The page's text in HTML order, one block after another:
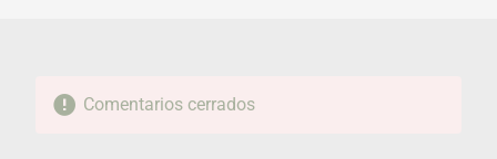
Comentarios cerrados